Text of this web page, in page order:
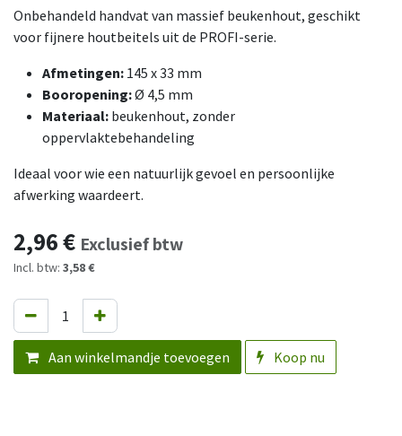
Onbehandeld handvat van massief beukenhout, geschikt
voor fijnere houtbeitels uit de PROFI-serie.
Afmetingen: 145 x 33 mm
Booropening:Ø 4,5 mm
Materiaal: beukenhout, zonder
oppervlaktebehandeling
Ideaal voor wie een natuurlijk gevoel en persoonlijke
afwerking waardeert.
2,96€ Exclusief btw
Incl. btw: 3,58 €
Aan winkelmandje toevoegen Koop nu